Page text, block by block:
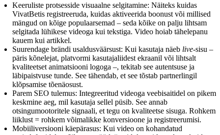
Keeruliste protsesside visuaalne selgitamine: Näiteks kuidas
VivatBetis registreeruda, kuidas aktiveerida boonust või millised
mängud on kõige populaarsemad – seda kõike on palju lihtsam
selgitada lühikese videoga kui tekstiga. Video hoiab tähelepanu
kauem kui artikkel.
Suurendage brändi usaldusväärsust: Kui kasutaja näeb live-sisu –
päris kõnelejat, platvormi kasutajaliidest ekraanil või lihtsalt
kvaliteetset animatsiooni logoga –, tekitab see autentsuse ja
läbipaistvuse tunde. See tähendab, et see tõstab partnerlingil
klõpsamise tõenäosust.
Parem SEO tulemus: Integreeritud videoga veebisaitidel on pikem
keskmine aeg, mil kasutaja sellel püsib. See annab
otsingumootoritele signaali, et tegu on kvaliteetse sisuga. Rohkem
liiklust = rohkem võimalikke konversioone ja registreerumisi.
Mobiiliversiooni käepärasus: Kui video on kohandatud